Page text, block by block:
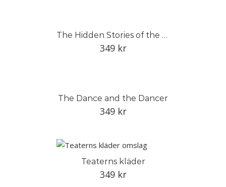
The Hidden Stories of the Linnean Herbarium
349 kr
The Dance and the Dancer
349 kr
Teaterns kläder
349 kr